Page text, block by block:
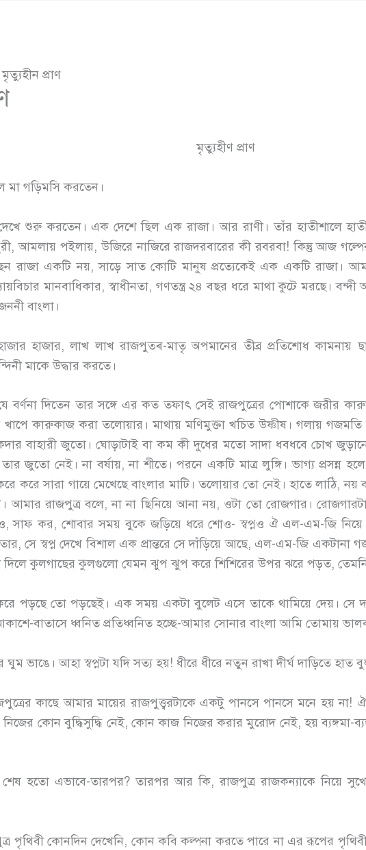
মৃত্যুহীন প্রাণ
মৃত্যুহীণ প্রাণ
মা গড়িমসি করতেন।
শুরু করতেন। এক দেশে ছিল এক রাজা। আর রাণী। তাঁর হাতীশালে
আমলায় পইলায়, উজিরে নাজিরে রাজদরবারের কী রবরবা! কিন্তু আজ
রাজা একটি নয়, সাড়ে সাত কোটি মানুষ প্রত্যেকেই এক একটি রাজা।
মানবাধিকার, স্বাধীনতা, গণতন্ত্র ২৪ বছর ধরে মাথা কুটে মরছে।
বাংলা।
হাজার, লাখ লাখ রাজপুত্ৰ-মাতৃ অপমানের তীব্র প্রতিশোধ কামনায়
মাকে উদ্ধার করতে।
বর্ণনা দিতেন তার সঙ্গে এর কত তফাৎ সেই রাজপুত্রের পোশাকে জরীর
কারুকাজ করা তলোয়ার। মাথায় মণিমুক্তা খচিত উষ্ণীষ। গলায় গজমতি
বাহারী জুতো। ঘোড়াটাই বা কম কী দুধের মতো সাদা ধবধবে চোখ
জুতো নেই। না বর্ষায়, না শীতে। পরনে একটি মাত্র লুঙ্গি। ভাগ্য প্রসন্ন
করে সারা গায়ে মেখেছে বাংলার মাটি। তলোয়ার তো নেই। হাতে লাঠি, নয়
আমার রাজপুত্র বলে, না না ছিনিয়ে আনা নয়, ওটা তো রোজগার।
সাফ কর, শোবার সময় বুকে জড়িয়ে ধরে শোও- স্বপ্নও ঐ এল-এম-জি নিয়ে
সে স্বপ্ন দেখে বিশাল এক প্রান্তরে সে দাঁড়িয়ে আছে, এল-এম-জি একটানা
দিলে কুলগাছের কুলগুলো যেমন ঝুপ ঝুপ করে শিশিরের উপর ঝরে পড়ত,
পড়ছে তো পড়ছেই। এক সময় একটা বুলেট এসে তাকে থামিয়ে দেয়। সে
বাতাসে ধ্বনিত প্রতিধ্বনিত হচ্ছে-আমার সোনার বাংলা আমি তোমায়
ভাঙে। আহা স্বপ্নটা যদি সত্য হয়! ধীরে ধীরে নতুন রাখা দীর্ঘ দাড়িতে হাত
কাছে আমার মায়ের রাজপুত্ত্বরটাকে একটু পানসে পানসে মনে হয় না! ঐ
নিজের কোন বুদ্ধিসুদ্ধি নেই, কোন কাজ নিজের করার মুরোদ নেই, হয় ব্যঙ্গমা-
হতো এভাবে-তারপর? তারপর আর কি, রাজপুত্র রাজকন্যাকে নিয়ে
পৃথিবী কোনদিন দেখেনি, কোন কবি কল্পনা করতে পারে না এর রূপের